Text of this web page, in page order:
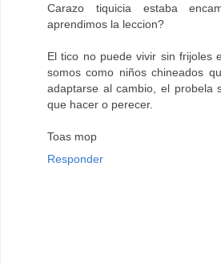
Carazo tiquicia estaba
aprendimos la leccion?
El tico no puede vivir sin frijoles
somos como niños chineados
adaptarse al cambio, el probela
que hacer o perecer.
Toas mop
Responder